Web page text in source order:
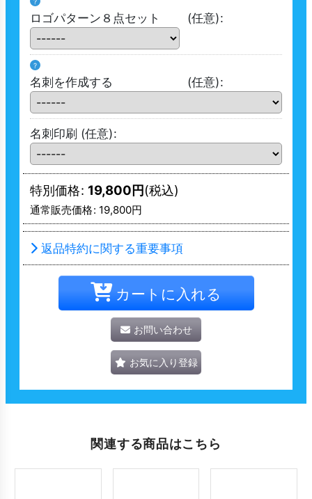
ロゴパターン８点セット (任意):
?
名刺を作成する (任意):
名刺印刷 (任意):
特別価格: 19,800円(税込)
通常販売価格: 19,800円
返品特約に関する重要事項
カートに入れる
お問い合わせ
お気に入り登録
関連する商品はこちら